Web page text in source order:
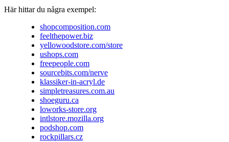
Här hittar du några exempel:
shopcomposition.com
feelthepower.biz
yellowoodstore.com/store
ushops.com
freepeople.com
sourcebits.com/nerve
klassiker-in-acryl.de
simpletreasures.com.au
shoeguru.ca
loworks-store.org
intlstore.mozilla.org
podshop.com
rockpillars.cz